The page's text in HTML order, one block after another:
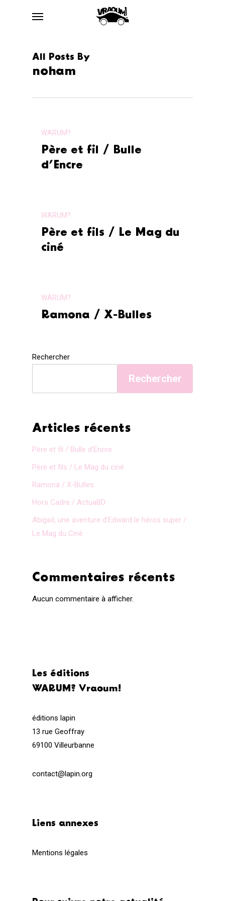
All Posts By
noham
WARUM?
Père et fil / Bulle
d’Encre
WARUM?
Père et fils / Le Mag du
ciné
WARUM?
Ramona / X-Bulles
Rechercher
Rechercher
Articles récents
Père et fil / Bulle d’Encre
Père et fils / Le Mag du ciné
Ramona / X-Bulles
Hors Cadre / ActuaBD
Abigaïl, une aventure d’Edward le héros super /
Le Mag du Ciné
Commentaires récents
Aucun commentaire à afficher.
Les éditions
WARUM? Vraoum!
éditions lapin
13 rue Geoffray
69100 Villeurbanne
contact@lapin.org
Liens annexes
Mentions légales